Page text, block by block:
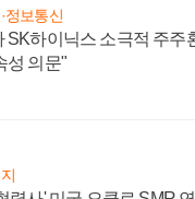
정보통신
SK하이닉스 소극적 주주
성 의문"